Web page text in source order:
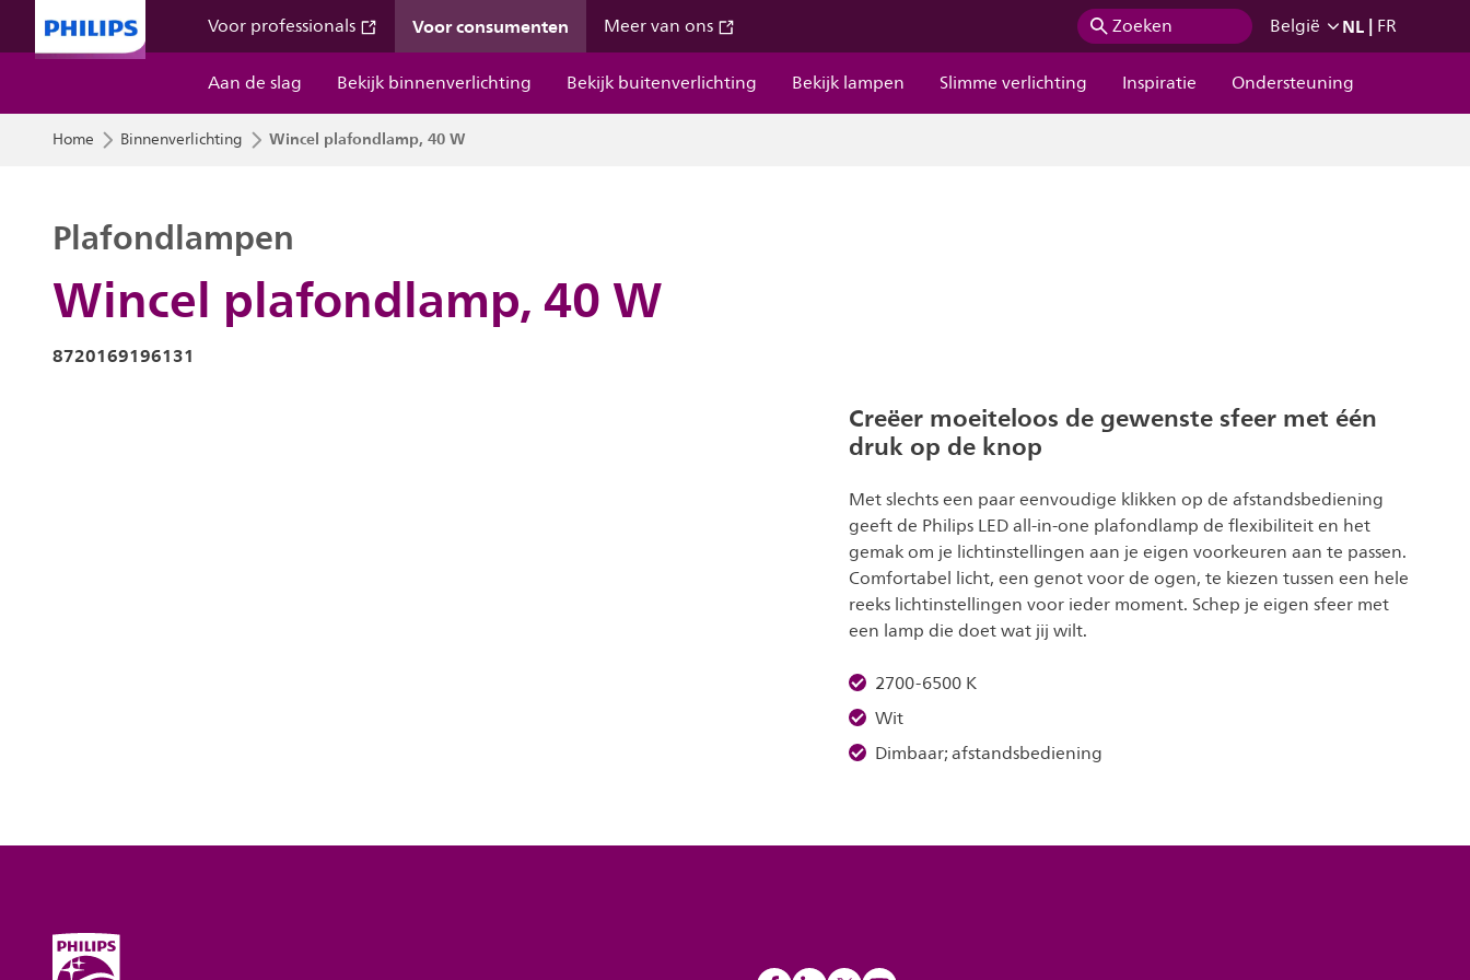
Voor professionals Voor consumenten Meer van ons Zoeken België NL| FR
Aan de slag
Bekijk binnenverlichting Bekijk buitenverlichting Bekijk lampen Slimme verlichting Inspiratie Ondersteuning
Home Binnenverlichting Wincel plafondlamp, 40 W
Wincel plafondlamp, 40 W
Plafondlampen
8720169196131
Creëer moeiteloos de gewenste sfeer met één
druk op de knop
Met slechts een paar eenvoudige klikken op de afstandsbediening
geeft de Philips LED all-in-one plafondlamp de flexibiliteit en het
gemak om je lichtinstellingen aan je eigen voorkeuren aan te passen.
Comfortabel licht, een genot voor de ogen, te kiezen tussen een hele
reeks lichtinstellingen voor ieder moment. Schep je eigen sfeer met
een lamp die doet wat jij wilt.
2700-6500 K
Wit
Dimbaar; afstandsbediening